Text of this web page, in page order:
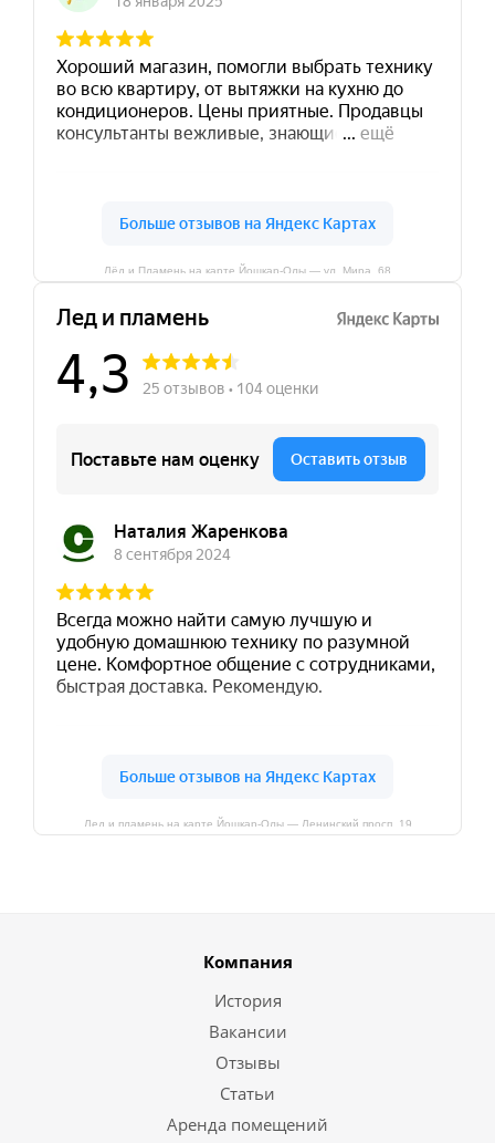
Лёд и Пламень на карте Йошкар‑Олы — ул. Мира, 68
Лед и пламень на карте Йошкар‑Олы — Ленинский просп.,19
Компания
История
Вакансии
Отзывы
Статьи
Аренда помещений